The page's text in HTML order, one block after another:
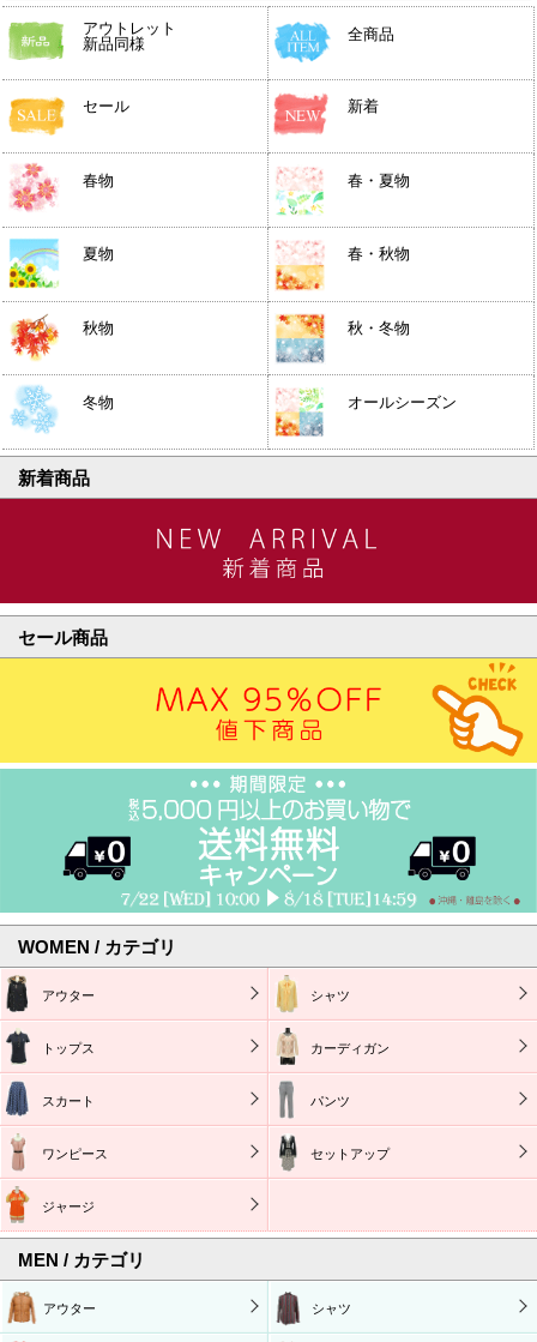
アウトレット
新品同様
全商品
セール 新着
春物 春・夏物
夏物 春・秋物
秋物 秋・冬物
冬物 オールシーズン
新着商品
セール商品
WOMEN / カテゴリ
アウター シャツ
トップス カーディガン
スカート パンツ
ワンピース セットアップ
ジャージ
MEN / カテゴリ
アウター シャツ